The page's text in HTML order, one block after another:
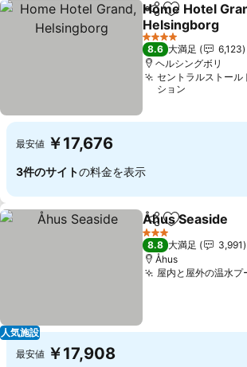
シェアお気に入りに
Home Hotel
Helsingborg
4 ホテルのランク
8.6 大満足
6,123
ヘルシングボリ
セントラルストール
ション
最安値 ￥17,676
3件のサイトの料金を表示
人気施設
シェアお気に入りに
Åhus Seaside
3 ホテルのランク
8.8 大満足
3,991
Åhus
屋内と屋外の温水プ
最安値 ￥17,908